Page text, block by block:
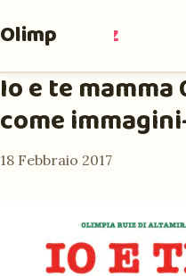
Olimpia Ruiz
Io e te
come
18 Febbraio 2017